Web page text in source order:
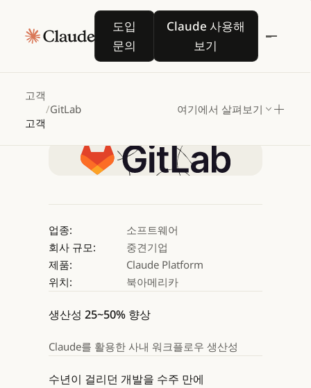
도입
문의
도입 문의
Claude 사용해
보기
Claude 사용해 보기
고객
고객
/GitLab 여기에서 살펴보기
GitLab,Claude로
안정적이고
안전한
소프트웨어개발실현
Claude 사용해 보기
Claude 사용해 보기
업종:
소프트웨어
회사 규모:
중견기업
제품:
Claude Platform
위치:
북아메리카
생산성 25~50% 향상
Claude를 활용한 사내 워크플로우 생산성
수년이 걸리던 개발을 수주 만에